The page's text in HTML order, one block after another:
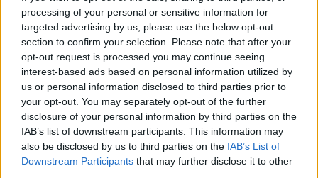
processing of your personal or sensitive information for
targeted advertising by us, please use the below opt-out
section to confirm your selection. Please note that after your
opt-out request is processed you may continue seeing
interest-based ads based on personal information utilized by
us or personal information disclosed to third parties prior to
your opt-out. You may separately opt-out of the further
disclosure of your personal information by third parties on the
IAB’s list of downstream participants. This information may
also be disclosed by us to third parties on the IAB’s List of
Downstream Participants that may further disclose it to other
Zpět na začátek
FAQ
S-Moderator
Team Farmerama CZ & SK
Aktivování částí Parku